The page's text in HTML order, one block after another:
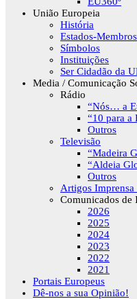
União Europeia
História
Estados-Membros
Símbolos
Instituições
Ser Cidadão da
Media / Comunicação
Rádio
“Nós… a
“10 para a
Outros
Televisão
“Madeira
“Aldeia
Outros
Artigos Imprensa
Comunicados de
2026
2025
2024
2023
2022
2021
Portais Europeus
Dê-nos a sua Opinião!